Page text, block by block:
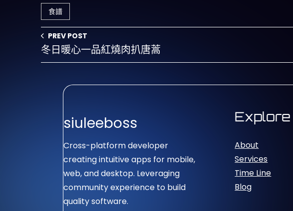
食譜
PREV POST
冬日暖心一品紅燒肉扒唐蒿
siuleeboss
Cross-platform developer
creating intuitive apps for mobile,
web, and desktop. Leveraging
community experience to build
quality software.
Explore
About
Services
Time Line
Blog